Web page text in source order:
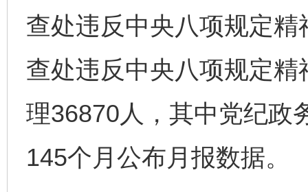
查处违反中央八项规定
查处违反中央八项规定
理36870人，其中党纪政
145个月公布月报数据。